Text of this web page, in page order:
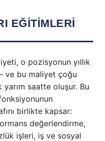
EĞİTİMLERİ
o pozisyonun yıllık
ve bu maliyet çoğu
saatte oluşur. Bu
birlikte kapsar:
değerlendirme,
işleri, iş ve sosyal